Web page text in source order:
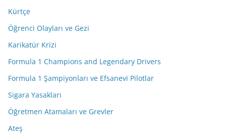
Kürtçe
Öğrenci Olayları ve Gezi
Karikatür Krizi
Formula 1 Champions and Legendary Drivers
Formula 1 Şampiyonları ve Efsanevi Pilotlar
Sigara Yasakları
Öğretmen Atamaları ve Grevler
Ateş